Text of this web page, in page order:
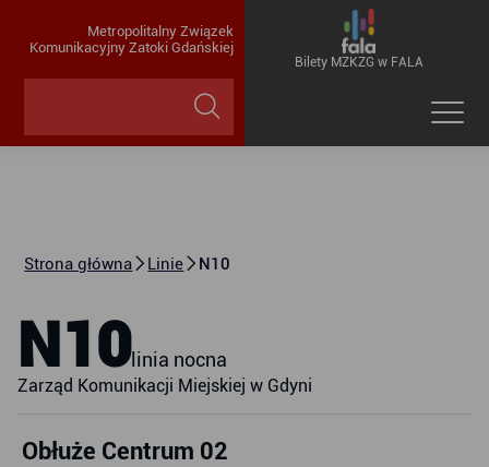
Metropolitalny Związek
Komunikacyjny Zatoki Gdańskiej
Bilety MZKZG w FALA
Strona główna Linie N10
N10linia nocna
Zarząd Komunikacji Miejskiej w Gdyni
Obłuże Centrum 02